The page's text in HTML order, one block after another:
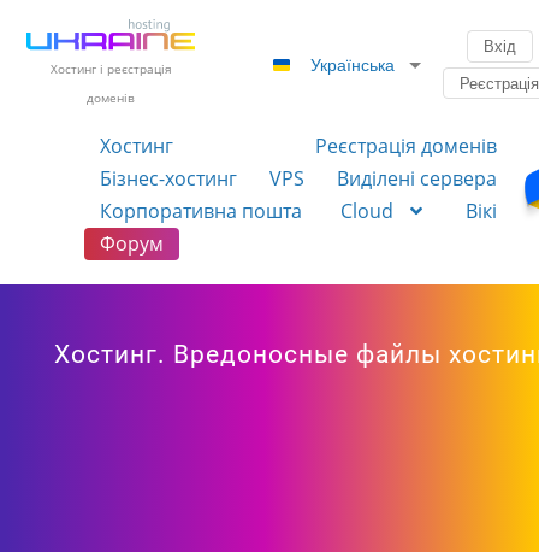
Хостинг і реєстрація
доменів
Українська
Вхід
Реєстрація
Хостинг
Реєстрація доменів
Бізнес-хостинг
VPS
Виділені сервера
Корпоративна пошта
Cloud
Вікі
Форум
Хостинг. Вредоносные файлы